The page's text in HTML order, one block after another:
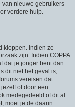
van nieuwe gebruikers
verdere hulp.
kloppen. Indien ze
zijn. Indien COPPA
dat je jonger bent dan
dit niet het geval is,
vereisen dat
of door een
medegedeeld of dit al
moet je de daarin